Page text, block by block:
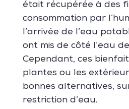
était récupérée à des
consommation par
l’arrivée de l’eau
ont mis de côté l’eau
Cependant, ces
plantes ou les
bonnes alternatives,
restriction d’eau.